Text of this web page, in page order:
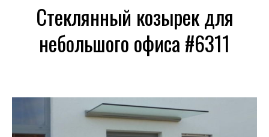
Стеклянный козырек для
небольшого офиса #6311